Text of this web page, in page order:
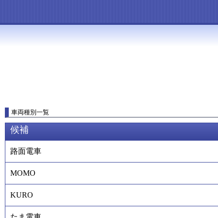
車両種別一覧
候補
路面電車
MOMO
KURO